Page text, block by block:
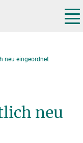
neu eingeordnet
neu